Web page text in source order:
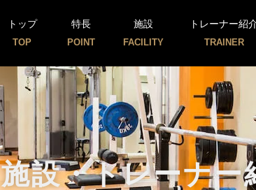
トップ
TOP
特長
POINT
施設
FACILITY
トレーナー紹
TRAINER
施設・トレーナー